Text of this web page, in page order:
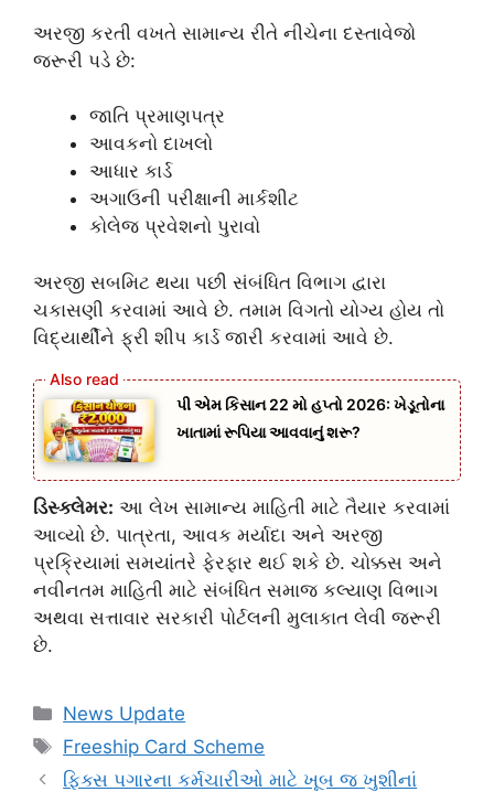
અરજી કરતી વખતે સામાન્ય રીતે નીચેના દસ્તાવેજો
જરૂરી પડે છે:
જાતિ પ્રમાણપત્ર
આવકનો દાખલો
આધાર કાર્ડ
અગાઉની પરીક્ષાની માર્કશીટ
કોલેજ પ્રવેશનો પુરાવો
અરજી સબમિટ થયા પછી સંબંધિત વિભાગ દ્વારા
ચકાસણી કરવામાં આવે છે. તમામ વિગતો યોગ્ય હોય તો
વિદ્યાર્થીને ફ્રી શીપ કાર્ડ જારી કરવામાં આવે છે.
પી એમ કિસાન 22 મો હપ્તો 2026: ખેડૂતોના
ખાતામાં રૂપિયા આવવાનું શરૂ?
ડિસ્ક્લેમર: આ લેખ સામાન્ય માહિતી માટે તૈયાર કરવામાં
આવ્યો છે. પાત્રતા, આવક મર્યાદા અને અરજી
પ્રક્રિયામાં સમયાંતરે ફેરફાર થઈ શકે છે. ચોક્કસ અને
નવીનતમ માહિતી માટે સંબંધિત સમાજ કલ્યાણ વિભાગ
અથવા સત્તાવાર સરકારી પોર્ટલની મુલાકાત લેવી જરૂરી
છે.
Categories
News Update
Tags
Freeship Card Scheme
ફિક્સ પગારના કર્મચારીઓ માટે ખૂબ જ ખુશીનાં